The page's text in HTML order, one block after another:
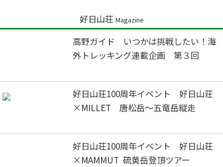
好日山荘 Magazine
高野ガイド いつかは挑戦したい！海
外トレッキング連載企画 第３回
好日山荘100周年イベント 好日山荘
×MILLET 唐松岳～五竜岳縦走
好日山荘100周年イベント 好日山荘
×MAMMUT 硫黄岳登頂ツアー